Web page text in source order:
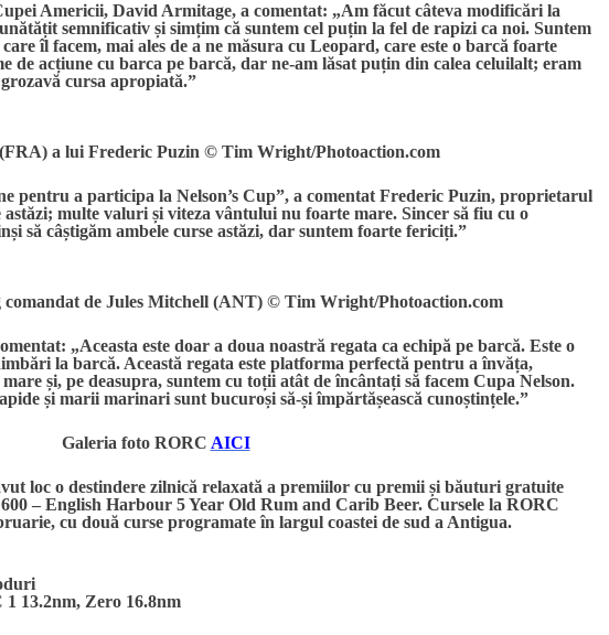
Americii, David Armitage, a comentat: „Am făcut câteva modificări la
semnificativ și simțim că suntem cel puțin la fel de rapizi ca noi. Suntem
îl facem, mai ales de a ne măsura cu Leopard, care este o barcă foarte
de acțiune cu barca pe barcă, dar ne-am lăsat puțin din calea celuilalt; eram
cursa apropiată.”
a lui Frederic Puzin © Tim Wright/Photoaction.com
pentru a participa la Nelson’s Cup”, a comentat Frederic Puzin, proprietarul
multe valuri și viteza vântului nu foarte mare. Sincer să fiu cu o
să câștigăm ambele curse astăzi, dar suntem foarte fericiți.”
comandat de Jules Mitchell (ANT) © Tim Wright/Photoaction.com
„Aceasta este doar a doua noastră regata ca echipă pe barcă. Este o
la barcă. Această regata este platforma perfectă pentru a învăța,
și, pe deasupra, suntem cu toții atât de încântați să facem Cupa Nelson.
și marii marinari sunt bucuroși să-și împărtășească cunoștințele.”
Galeria foto RORC AICI
loc o destindere zilnică relaxată a premiilor cu premii și băuturi gratuite
– English Harbour 5 Year Old Rum and Carib Beer. Cursele la RORC
cu două curse programate în largul coastei de sud a Antigua.
13.2nm, Zero 16.8nm